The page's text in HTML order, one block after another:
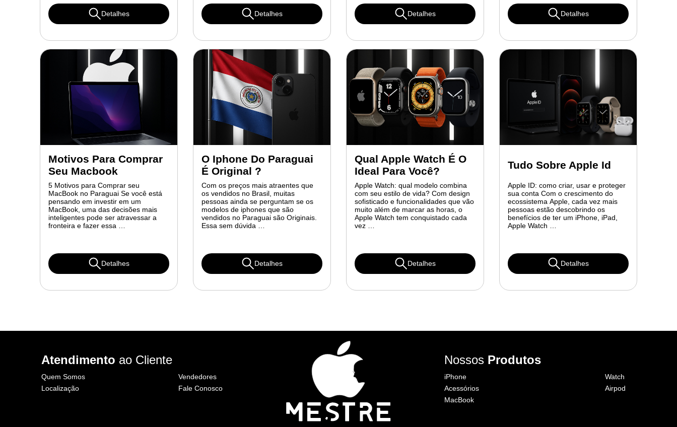
Detalhes Detalhes Detalhes Detalhes
Motivos Para Comprar
Seu Macbook
5 Motivos para Comprar seu
MacBook no Paraguai Se você está
pensando em investir em um
MacBook, uma das decisões mais
inteligentes pode ser atravessar a
fronteira e fazer essa …
Detalhes
O Iphone Do Paraguai
É Original ?
Com os preços mais atraentes que
os vendidos no Brasil, muitas
pessoas ainda se perguntam se os
modelos de iphones que são
vendidos no Paraguai são Originais.
Essa sem dúvida …
Detalhes
Qual Apple Watch É O
Ideal Para Você?
Apple Watch: qual modelo combina
com seu estilo de vida? Com design
sofisticado e funcionalidades que vão
muito além de marcar as horas, o
Apple Watch tem conquistado cada
vez …
Detalhes
Tudo Sobre Apple Id
Apple ID: como criar, usar e proteger
sua conta Com o crescimento do
ecossistema Apple, cada vez mais
pessoas estão descobrindo os
benefícios de ter um iPhone, iPad,
Apple Watch …
Detalhes
Atendimento ao Cliente
Quem Somos
Localização
Vendedores
Fale Conosco
Nossos Produtos
iPhone
Acessórios
MacBook
Watch
Airpod